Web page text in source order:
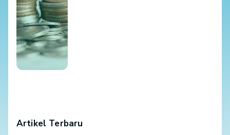
Artikel Terbaru